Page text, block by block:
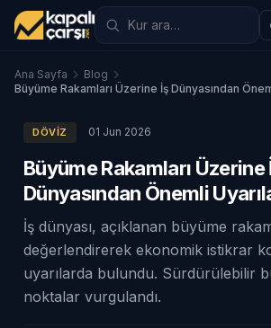
Ana Sayfa
Blog
Büyüme Rakamları Üzerine İş Dünyasından
DÖVIZ 01 Jun 2026
Büyüme Rakamları Üzerine
Dünyasından Önemli
İş dünyası, açıklanan büyüme
değerlendirerek ekonomik istikrar
uyarılarda bulundu. Sürdürülebilir
noktalar vurgulandı.